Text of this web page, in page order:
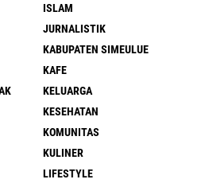
ISLAM
JURNALISTIK
KABUPATEN SIMEULUE
KAFE
KELUARGA
KESEHATAN
KOMUNITAS
KULINER
LIFESTYLE